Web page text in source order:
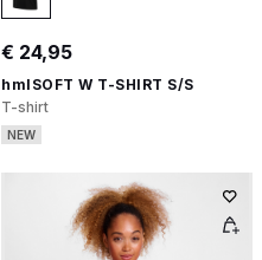
€ 24,95
hmlSOFT W T-SHIRT S/S
T-shirt
NEW